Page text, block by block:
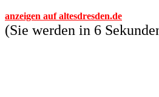
anzeigen auf altesdresden.de
(Sie werden in 6